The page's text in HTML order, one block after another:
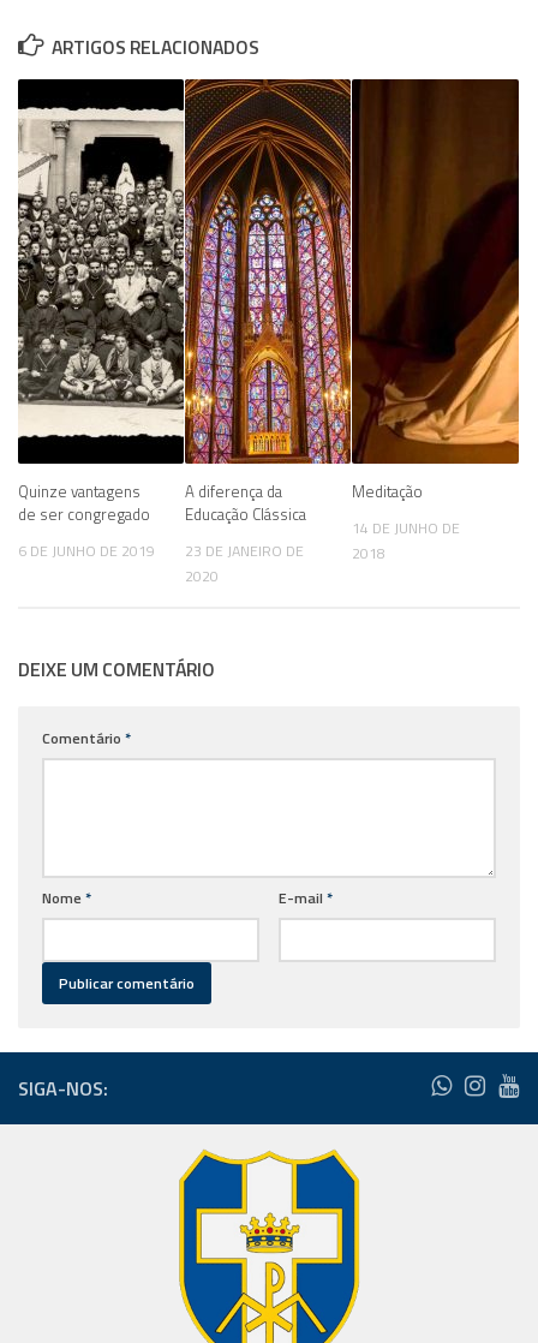
ARTIGOS RELACIONADOS
Quinze vantagens
de ser congregado
6 DE JUNHO DE 2019
A diferença da
Educação Clássica
23 DE JANEIRO DE
2020
Meditação
14 DE JUNHO DE
2018
DEIXE UM COMENTÁRIO
Comentário *
Nome * E-mail *
SIGA-NOS: